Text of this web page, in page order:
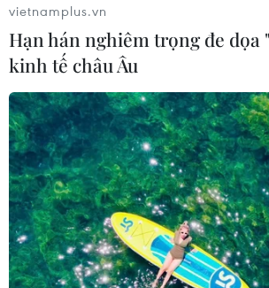
vietnamplus.vn
Hạn hán nghiêm trọng đe dọa
kinh tế châu Âu